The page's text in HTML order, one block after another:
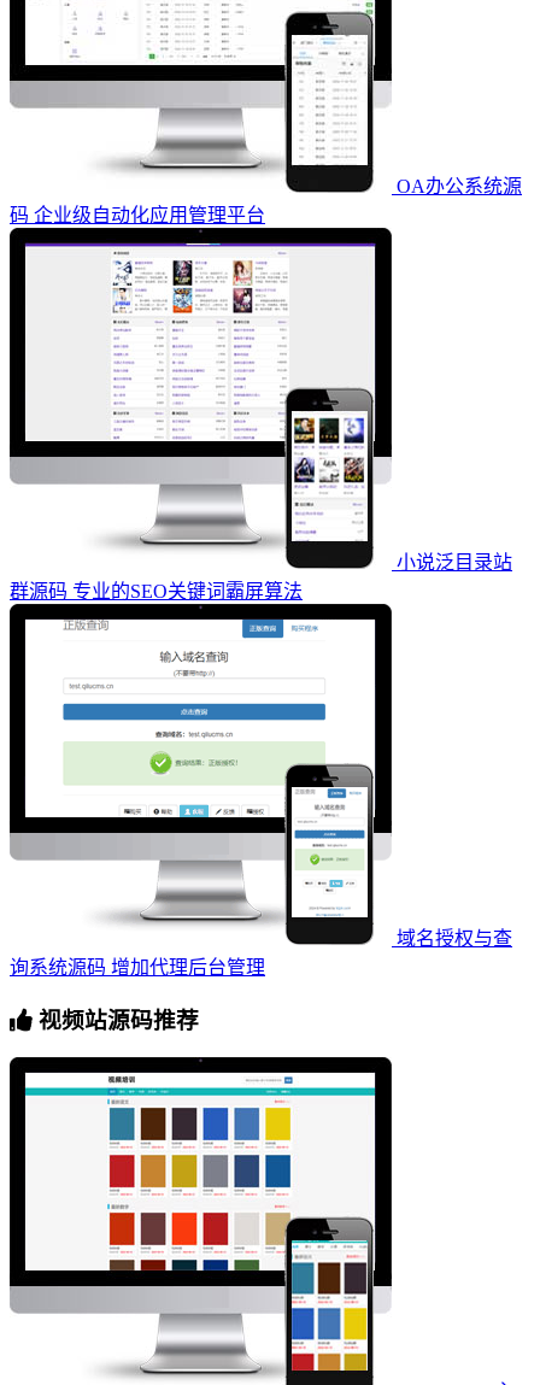
OA办公系统源
码 企业级自动化应用管理平台
小说泛目录站
群源码 专业的SEO关键词霸屏算法
域名授权与查
询系统源码 增加代理后台管理
视频站源码推荐